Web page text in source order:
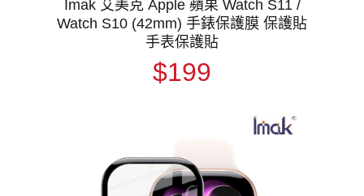
Imak 艾美克 Apple 蘋果 Watch S11 /
Watch S10 (42mm) 手錶保護膜 保護貼
手表保護貼
$199